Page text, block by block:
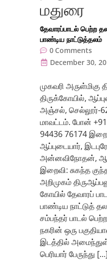
மதுரை
தேவாரப்பாடல் பெற்ற
பாண்டிய நாட்டுத்தலம்
0 Comments
December 30,
முகவரி அருள்மிகு
திருக்கோயில்,
அஞ்சல், செல்லூர்-
மாவட்டம். போன் +91
94436 76174
ஆப்புடையார்,
அன்னவிநோதன்,
இறைவி: சுகந்த
அறிமுகம்
கோயில் தேவாரப்
பாண்டிய நாட்டுத்
சம்பந்தர் பாடல்
நகரின் ஒரு
இடத்தில்
பெரியார் பேருந்து […]